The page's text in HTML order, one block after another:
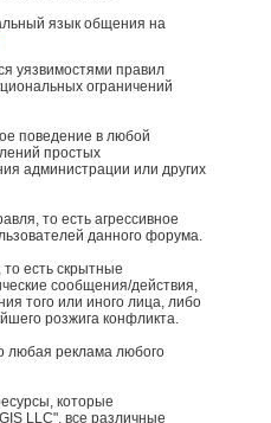
язык общения на
уязвимостями правил
ограничений
поведение в любой
простых
администрации или других
то есть агрессивное
данного форума.
есть скрытные
сообщения/действия,
того или иного лица, либо
розжига конфликта.
любая реклама любого
которые
LLC", все различные